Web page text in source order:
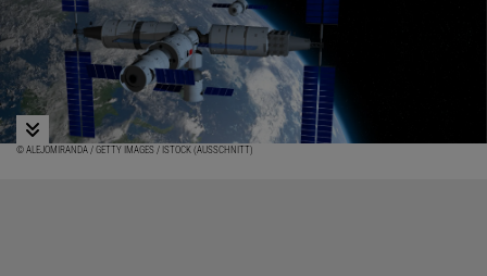
© ALEJOMIRANDA / GETTY IMAGES / ISTOCK (AUSSCHNITT)